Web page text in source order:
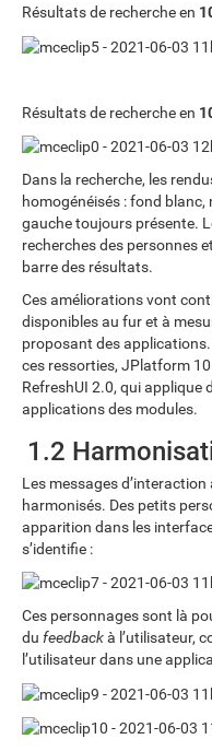
Résultats de recherche en
Résultats de recherche en
Dans la recherche, les
homogénéisés : fond blanc,
gauche toujours présente.
recherches des personnes
barre des résultats.
Ces améliorations vont
disponibles au fur et à
proposant des
ces ressorties, JPlatform
RefreshUI 2.0, qui applique
applications des modules.
1.2
Les messages
harmonisés. Des petits
apparition dans les
s’identifie :
Ces personnages sont là
du feedbackà l’utilisateur,
l’utilisateur dans une